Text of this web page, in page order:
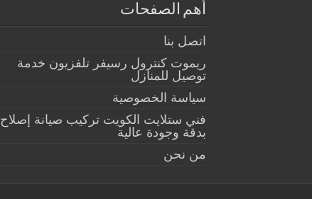
أهم الصفحات
اتصل بنا
ريموت كنترول رسيفر تلفزيون خدمة
توصيل للمنازل
سياسة الخصوصية
فني ستلايت الكويت تركيب صيانة إصلاح
بدقة وجودة عالية
من نحن